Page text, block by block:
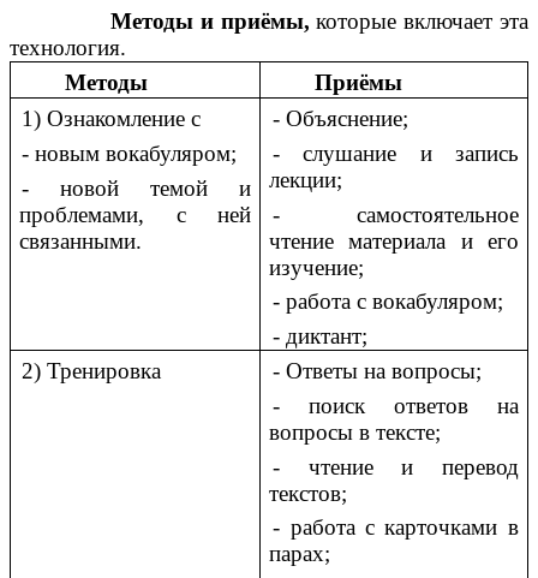
Методы и приёмы, которые включает эта
технология.
Методы
Приёмы
1) Ознакомление с
- новым вокабуляром;
- новой темой и
проблемами, с ней
связанными.
- Объяснение;
- слушание и запись
лекции;
- самостоятельное
чтение материала и его
изучение;
- работа с вокабуляром;
- диктант;
2) Тренировка
- Ответы на вопросы;
- поиск ответов на
вопросы в тексте;
- чтение и перевод
текстов;
- работа с карточками в
парах;